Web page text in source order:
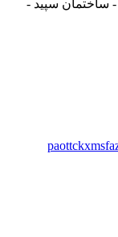
ساختمان سپید -